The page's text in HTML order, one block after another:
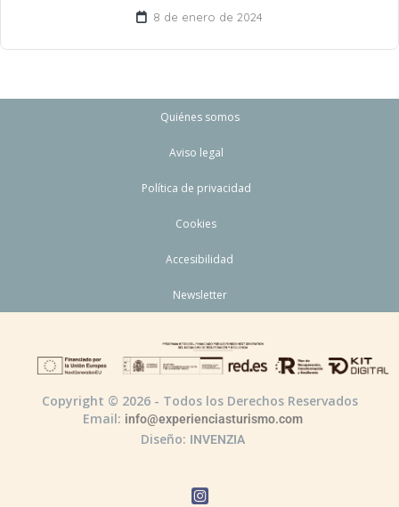
8 de enero de 2024
Quiénes somos
Aviso legal
Política de privacidad
Cookies
Accesibilidad
Newsletter
Copyright © 2026 - Todos los Derechos Reservados
Email: info@experienciasturismo.com
Diseño: INVENZIA